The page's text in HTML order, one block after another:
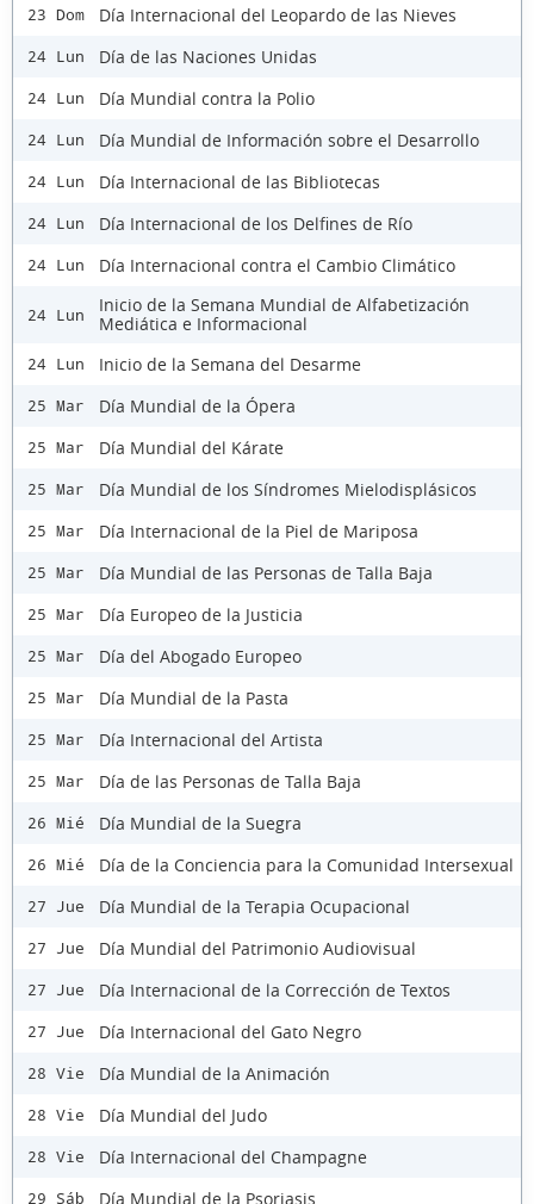
23 Dom Día Internacional del Leopardo de las Nieves
24 Lun Día de las Naciones Unidas
24 Lun Día Mundial contra la Polio
24 Lun Día Mundial de Información sobre el Desarrollo
24 Lun Día Internacional de las Bibliotecas
24 Lun Día Internacional de los Delfines de Río
24 Lun Día Internacional contra el Cambio Climático
24 Lun
Inicio de la Semana Mundial de Alfabetización
Mediática e Informacional
24 Lun Inicio de la Semana del Desarme
25 Mar Día Mundial de la Ópera
25 Mar Día Mundial del Kárate
25 Mar Día Mundial de los Síndromes Mielodisplásicos
25 Mar Día Internacional de la Piel de Mariposa
25 Mar Día Mundial de las Personas de Talla Baja
25 Mar Día Europeo de la Justicia
25 Mar Día del Abogado Europeo
25 Mar Día Mundial de la Pasta
25 Mar Día Internacional del Artista
25 Mar Día de las Personas de Talla Baja
26 Mié Día Mundial de la Suegra
26 Mié Día de la Conciencia para la Comunidad Intersexual
27 Jue Día Mundial de la Terapia Ocupacional
27 Jue Día Mundial del Patrimonio Audiovisual
27 Jue Día Internacional de la Corrección de Textos
27 Jue Día Internacional del Gato Negro
28 Vie Día Mundial de la Animación
28 Vie Día Mundial del Judo
28 Vie Día Internacional del Champagne
29 Sáb Día Mundial de la Psoriasis